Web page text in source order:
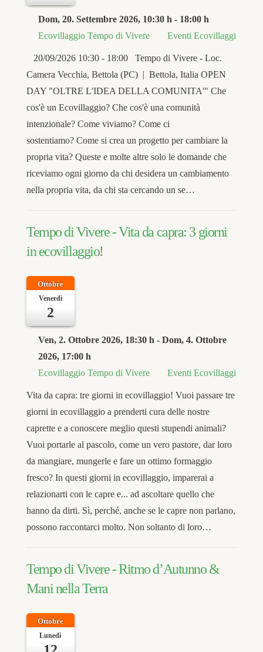
Dom, 20. Settembre 2026, 10:30 h - 18:00 h
Ecovillaggio Tempo di Vivere
Eventi Ecovillaggi
20/09/2026 10:30 - 18:00 Tempo di Vivere - Loc.
Camera Vecchia, Bettola (PC) | Bettola, Italia OPEN
DAY "OLTRE L'IDEA DELLA COMUNITA'" Che
cos'è un Ecovillaggio? Che cos'è una comunità
intenzionale? Come viviamo? Come ci
sostentiamo? Come si crea un progetto per cambiare la
propria vita? Queste e molte altre solo le domande che
riceviamo ogni giorno da chi desidera un cambiamento
nella propria vita, da chi sta cercando un se…
Tempo di Vivere - Vita da capra: 3 giorni
in ecovillaggio!
Ottobre
Venerdì
2
Ven, 2. Ottobre 2026, 18:30 h - Dom, 4. Ottobre
2026, 17:00 h
Ecovillaggio Tempo di Vivere
Eventi Ecovillaggi
Vita da capra: tre giorni in ecovillaggio! Vuoi passare tre
giorni in ecovillaggio a prenderti cura delle nostre
caprette e a conoscere meglio questi stupendi animali?
Vuoi portarle al pascolo, come un vero pastore, dar loro
da mangiare, mungerle e fare un ottimo formaggio
fresco? In questi giorni in ecovillaggio, imparerai a
relazionarti con le capre e... ad ascoltare quello che
hanno da dirti. Sì, perché, anche se le capre non parlano,
possono raccontarci molto. Non soltanto di loro…
Tempo di Vivere - Ritmo d’Autunno &
Mani nella Terra
Ottobre
Lunedì